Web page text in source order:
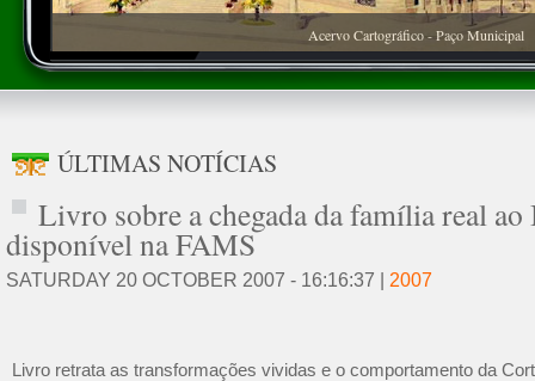
Acervo Cartográfico - Paço Municipal
ÚLTIMAS NOTÍCIAS
Livro sobre a chegada da família real
disponível na FAMS
SATURDAY 20 OCTOBER 2007 - 16:16:37 | 2007
Livro retrata as transformações vividas e o comportamento da